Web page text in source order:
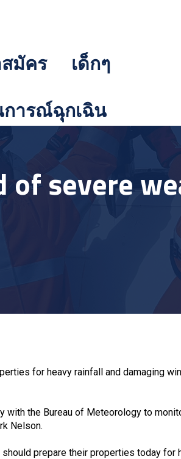
มัคร
เด็กๆ
ารณ์ฉุกเฉิน
of severe
for heavy rainfall and damaging
with the Bureau of Meteorology to
Nelson.
prepare their properties today for